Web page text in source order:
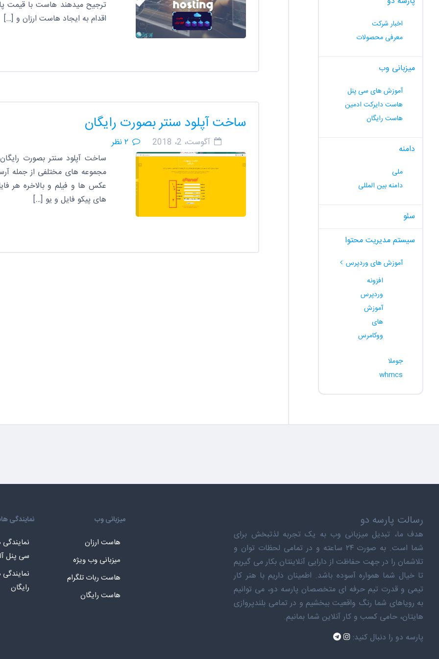
ترجیح میدهند هاست با قیمت
اقدام به ایجاد هاست ارزان و […]
ساخت آپلود سنتر بصورت رایگان
آگوست، 2، 2018
۲ نظر
ساخت آپلود سنتر بصورت
مجموعه های مختلفی از جمله
عکس ها و فیلم و بالاخره هر
های پیکو فایل و یو […]
اخبار شرکت
معرفی محصولات
میزبانی وب
آموزش های سی پنل
هاست دایرکت ادمین
هاست رایگان
دامنه
ملی
دامنه بین المللی
سئو
سیستم مدیریت محتوا
آموزش های وردپرس
افزونه
وردپرس
آموزش
های
ووکامرس
جوملا
whmcs
رسالت پارسه دو
هدف ما، تبدیل میزبانی وب به یک تجربه لذتبخش برای
شما است. به صورت ۲۴ ساعته و در تمامی لحظات توان و
تلاشمان را در جهت حفاظت از دارایی آنلاینتان بکار می گیریم
تا خیال شما همواره آسوده باشد. اطمینان داریم با هنر کار
تیمی و قدرت تیم حرفه ای متخصصان پارسه دو، می توانیم
به رویاهای شما رنگ واقعیت ببخشیم و در تمامی بلندپروازی
هایتان، حامی کسب و کار آنلاین شما بمانیم.
پارسه دو را دنبال کنید:
میزبانی وب
هاست ارزان
میزبانی وب ویژه
هاست ربات تلگرام
هاست رایگان
نمایندگی
سی پنل
رایگان